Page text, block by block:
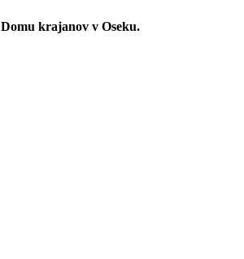
krajanov v Oseku.